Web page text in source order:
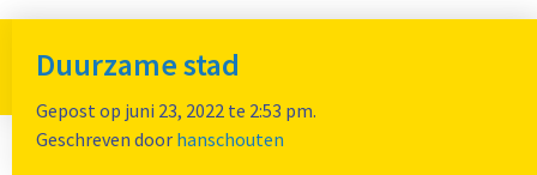
Logo
Delft
Duurzame stad
Gepost op juni 23, 2022 te 2:53 pm.
Geschreven door hanschouten
gemeenten, regio’s en betrokken partijen te werken aan het
Duurzame Stad in, waarin jaren­lange kennis en
praktijkervaring verzameld is.